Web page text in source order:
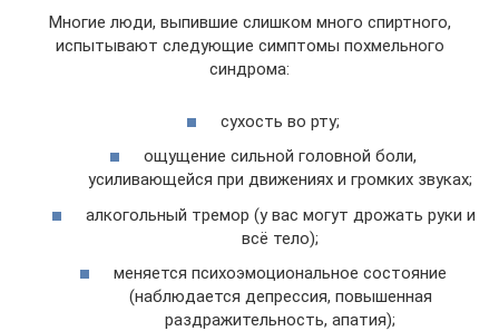
Многие люди, выпившие слишком много спиртного,
испытывают следующие симптомы похмельного
синдрома:
сухость во рту;
ощущение сильной головной боли,
усиливающейся при движениях и громких звуках;
алкогольный тремор (у вас могут дрожать руки и
всё тело);
меняется психоэмоциональное состояние
(наблюдается депрессия, повышенная
раздражительность, апатия);